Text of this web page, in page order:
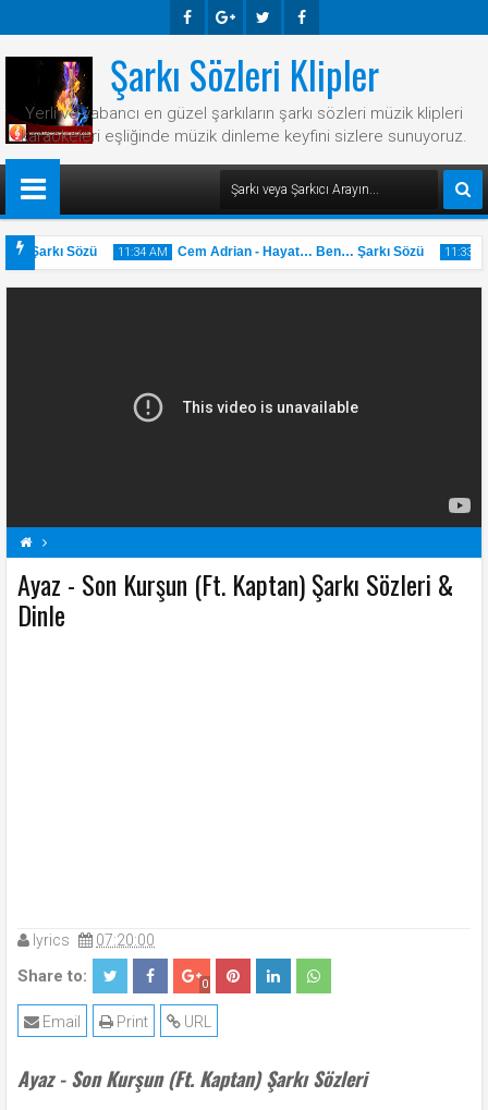
Ook E-
Plus
R Ook
Şarkı Sözleri Klipler
Yerli ve yabancı en güzel şarkıların şarkı sözleri müzik klipleri
karaokeleri eşliğinde müzik dinleme keyfini sizlere sunuyoruz.
Şarkı Sözü 11:34 AM
31 May
2025
Cem Adrian - Hayat… Ben… Şarkı Sözü 11:33 AM
A Ayaz Şarkı Sözleri Son Kurşun (Ft. Kaptan) Şarkı Sözleri Şarkı Sözleri
Ayaz - Son Kurşun (Ft. Kaptan) Şarkı Sözleri &
Dinle
lyrics 07:20:00
Share to: 0
URL
Print
Email
Ayaz - Son Kurşun (Ft. Kaptan) Şarkı Sözleri